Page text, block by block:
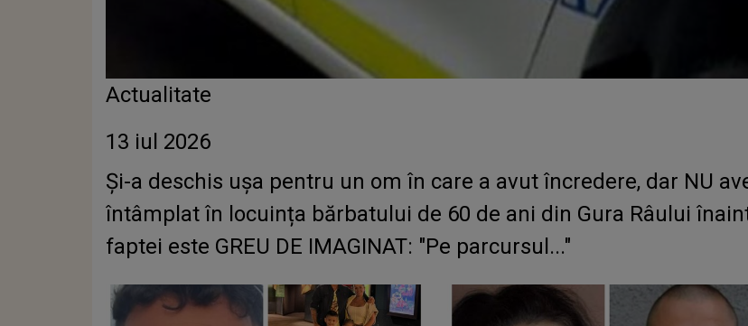
Actualitate
13 iul 2026
Și-a deschis ușa pentru un om în care a avut încredere, dar NU
întâmplat în locuința bărbatului de 60 de ani din Gura Râului
faptei este GREU DE IMAGINAT: "Pe parcursul..."